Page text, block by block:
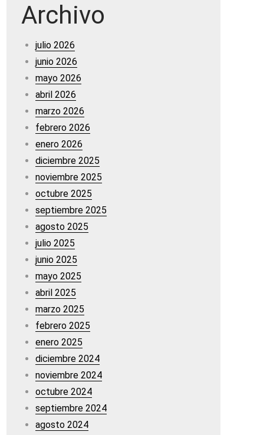
Archivo
julio 2026
junio 2026
mayo 2026
abril 2026
marzo 2026
febrero 2026
enero 2026
diciembre 2025
noviembre 2025
octubre 2025
septiembre 2025
agosto 2025
julio 2025
junio 2025
mayo 2025
abril 2025
marzo 2025
febrero 2025
enero 2025
diciembre 2024
noviembre 2024
octubre 2024
septiembre 2024
agosto 2024